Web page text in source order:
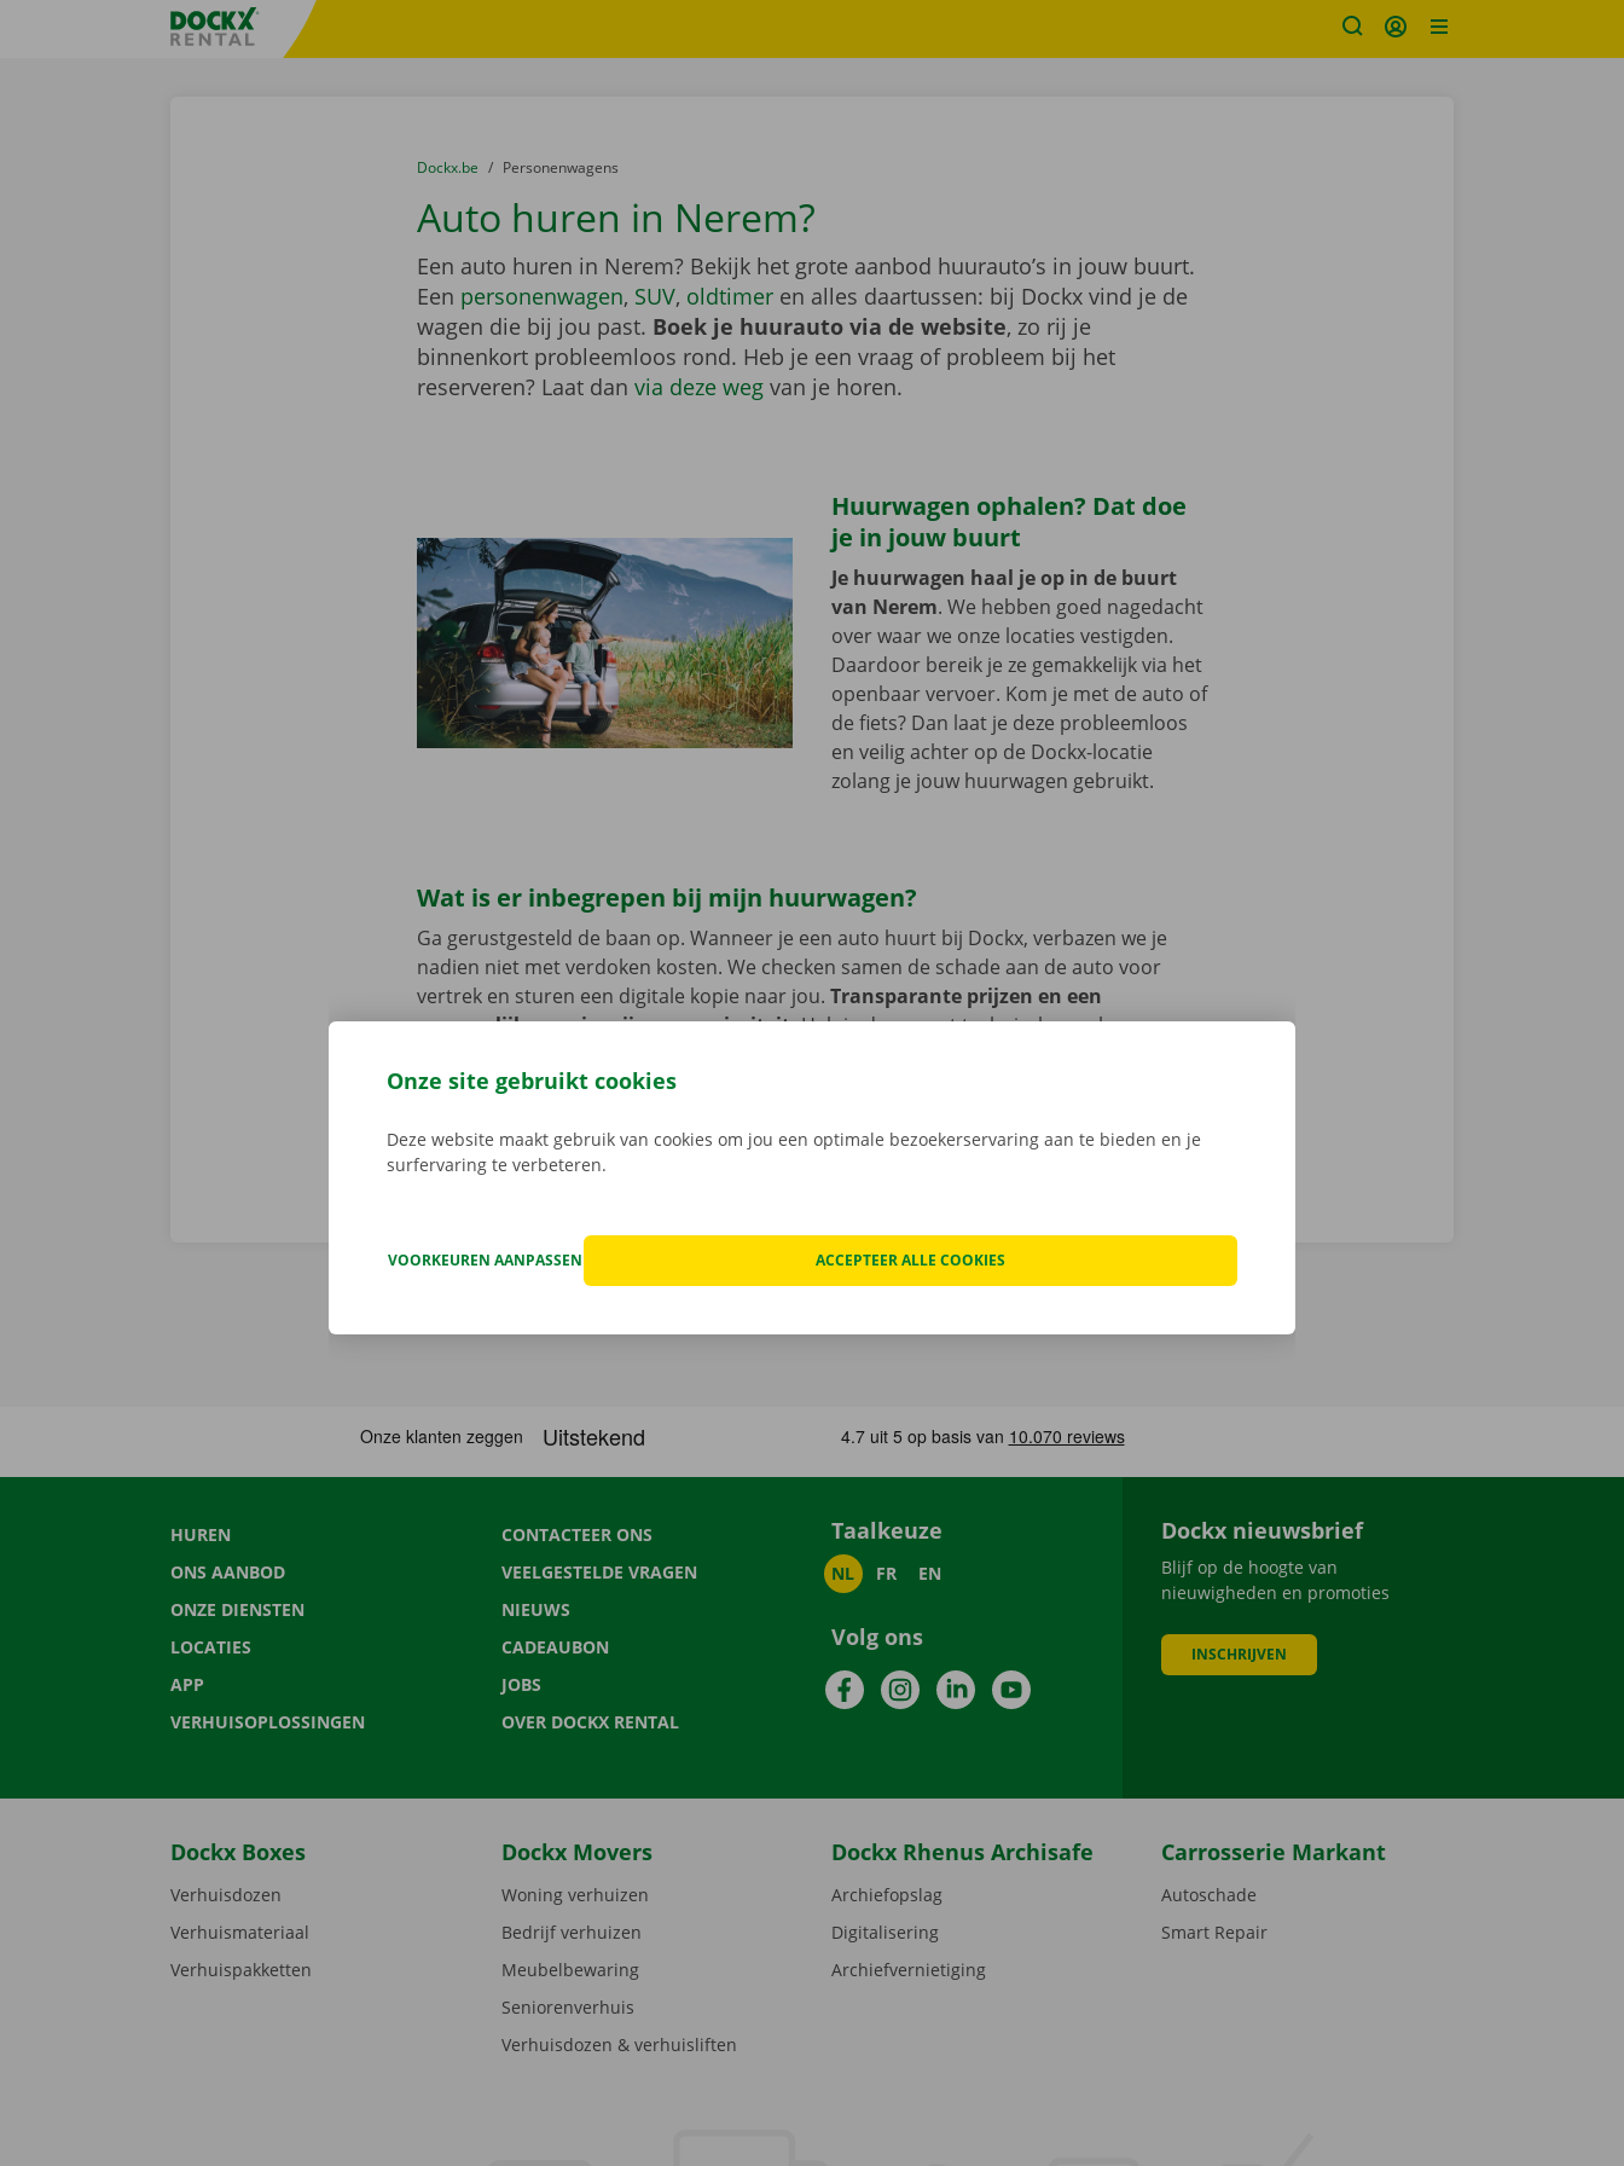
Taalselectie overslaanFratello DEMO
U bevindt zich hier:
van
Dockx.be naar
Personenwagens
Auto huren in Nerem?
Een auto huren in Nerem? Bekijk het grote aanbod huurauto’s in jouw buurt.
Een personenwagen, SUV, oldtimeren alles daartussen: bij Dockx vind je de
wagen die bij jou past. Boek je huurauto via de website, zo rij je
binnenkort probleemloos rond. Heb je een vraag of probleem bij het
reserveren? Laat dan via deze wegvan je horen.
Huurwagen ophalen? Dat doe
je in jouw buurt
Je huurwagen haal je op in de buurt
van Nerem. We hebben goed nagedacht
over waar we onze locaties vestigden.
Daardoor bereik je ze gemakkelijk via het
openbaar vervoer. Kom je met de auto of
de fiets? Dan laat je deze probleemloos
en veilig achter op de Dockx-locatie
zolang je jouw huurwagen gebruikt.
Wat is er inbegrepen bij mijn huurwagen?
Ga gerustgesteld de baan op. Wanneer je een auto huurt bij Dockx, verbazen we je
nadien niet met verdoken kosten. We checken samen de schade aan de auto voor
vertrek en sturen een digitale kopie naar jou. Transparante prijzen en een
persoonlijke service zijn onze prioriteit.Heb je daarnaast technische pech
HUREN
ONS AANBOD
ONZE DIENSTEN
LOCATIES
APP
VERHUISOPLOSSINGEN
CONTACTEER ONS
VEELGESTELDE VRAGEN
NIEUWS
CADEAUBON
JOBS
OVER DOCKX RENTAL
Taalkeuze
NL FR EN
Volg ons
FacebookInstagramLinkedInYouTube
Dockx nieuwsbrief
Blijf op de hoogte van
nieuwigheden en promoties
INSCHRIJVEN
Dockx Boxes
Verhuisdozen
Verhuismateriaal
Verhuispakketten
Dockx Movers
Woning verhuizen
Bedrijf verhuizen
Meubelbewaring
Seniorenverhuis
Verhuisdozen & verhuisliften
Dockx Rhenus Archisafe
Archiefopslag
Digitalisering
Archiefvernietiging
Carrosserie Markant
Autoschade
Smart Repair
Onze site gebruikt cookies
Deze website maakt gebruik van cookies om jou een optimale bezoekerservaring aan te bieden en je
surfervaring te verbeteren.
VOORKEUREN AANPASSEN ACCEPTEER ALLE COOKIES